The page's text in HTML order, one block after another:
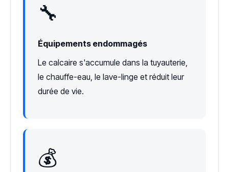
🔧
Équipements endommagés
Le calcaire s'accumule dans la tuyauterie,
le chauffe-eau, le lave-linge et réduit leur
durée de vie.
💰